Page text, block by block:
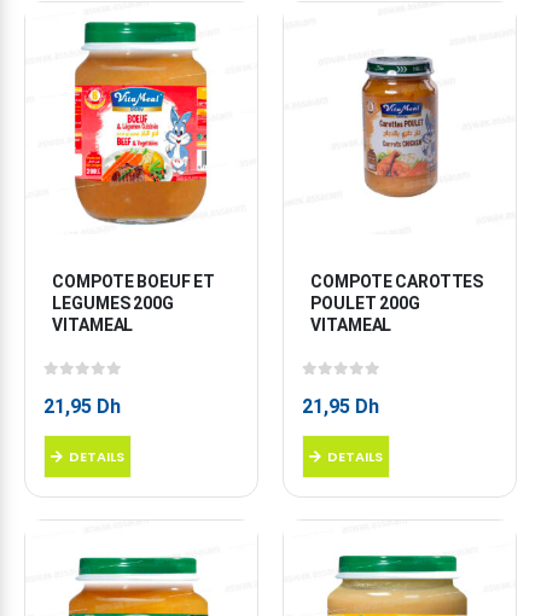
COMPOTE BOEUF ET
LEGUMES 200G
VITAMEAL
21,95 Dh
DETAILS
COMPOTE CAROTTES
POULET 200G
VITAMEAL
21,95 Dh
DETAILS